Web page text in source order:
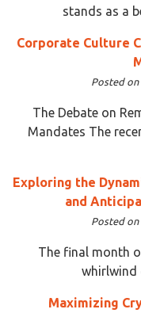
stands as a
Corporate Culture
Posted on
The Debate on
Mandates The
Exploring the
and
Posted on
The final month
whirlwind
Maximizing